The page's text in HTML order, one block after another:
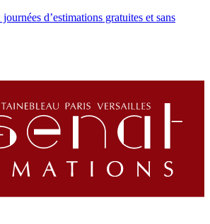
d’estimations gratuites et sans